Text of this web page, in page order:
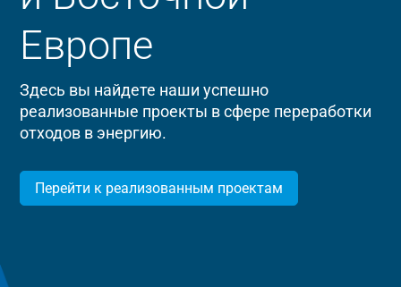
Европе
Здесь вы найдете наши успешно
реализованные проекты в сфере переработки
отходов в энергию.
Перейти к реализованным проектам